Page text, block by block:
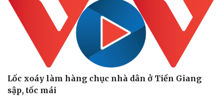
Lốc xoáy làm hàng chục nhà dân ở Tiền Giang
sập, tốc mái